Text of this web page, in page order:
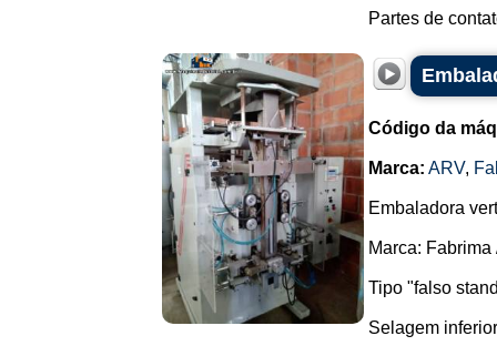
Partes de
Código da
Marca: ARV,
Embaladora
Marca: Fabrima
Tipo "falso
Selagem